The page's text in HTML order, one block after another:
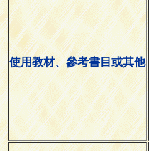
使用教材、參考書目或其他